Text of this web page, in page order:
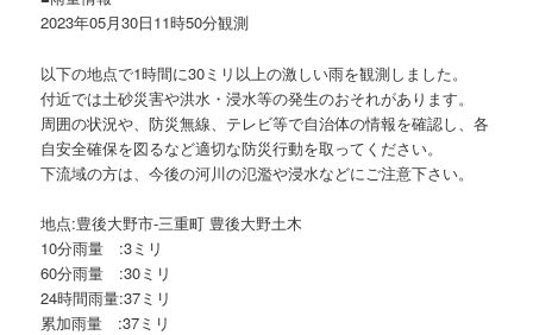
2023年05月30日11時50分観測
以下の地点で1時間に30ミリ以上の激しい雨を観測しました。
付近では土砂災害や洪水・浸水等の発生のおそれがあります。
周囲の状況や、防災無線、テレビ等で自治体の情報を確認し、各
自安全確保を図るなど適切な防災行動を取ってください。
下流域の方は、今後の河川の氾濫や浸水などにご注意下さい。
地点:豊後大野市-三重町 豊後大野土木
10分雨量 :3ミリ
60分雨量 :30ミリ
24時間雨量:37ミリ
累加雨量 :37ミリ